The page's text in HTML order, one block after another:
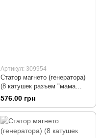
Артикул: 309954
Статор магнето (генератора)
(8 катушек разъем "мама
2+2") высота 26мм
576.00 грн